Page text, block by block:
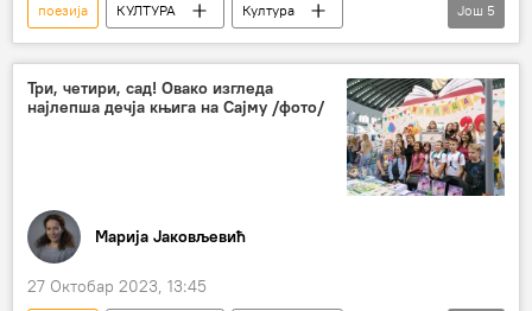
поезија КУЛТУРА
Култура
Србија
Зоран Костић Цане
рокенрол
Партибрејкерс Интервју
Још 5
Три, четири, сад! Овако изгледа
најлепша дечја књига на Сајму /фото/
Марија Јаковљевић
27 Октобар 2023, 13:45